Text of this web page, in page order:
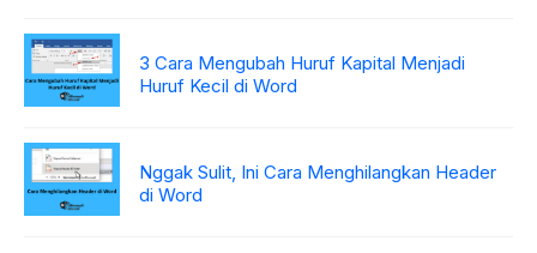
3 Cara Mengubah Huruf Kapital Menjadi
Huruf Kecil di Word
Nggak Sulit, Ini Cara Menghilangkan Header
di Word